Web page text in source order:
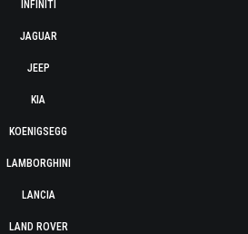
INFINITI
JAGUAR
JEEP
KIA
KOENIGSEGG
LAMBORGHINI
LANCIA
LAND ROVER